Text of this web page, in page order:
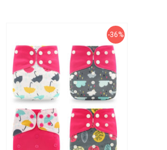
-36%